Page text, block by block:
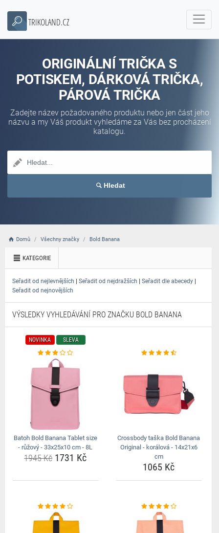
TRIKOLAND.CZ
ORIGINÁLNÍ TRIČKA S
POTISKEM, DÁRKOVÁ TRIČKA,
PÁROVÁ TRIČKA
Zadejte název požadovaného produktu nebo jen část jeho
názvu a my Váš produkt vyhledáme za Vás bez procházení
katalogu.
Hledat
Domů Všechny značky Bold Banana
KATEGORIE
Seřadit od nejlevnějších | Seřadit od nejdražších | Seřadit dle abecedy |
Seřadit od nejnovějších
VÝSLEDKY VYHLEDÁVÁNÍ PRO ZNAČKU BOLD BANANA
NOVINKA SLEVA
Batoh Bold Banana Tablet size
- růžový - 33x25x10 cm - 8L
1945 Kč1731 Kč
Crossbody taška Bold Banana
Original - korálová - 14x21x6
cm
1065 Kč